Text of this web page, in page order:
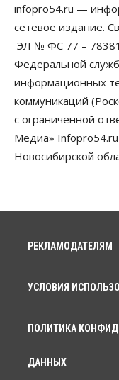
infopro54.ru —
сетевое издание.
ЭЛ № ФС 77 –
Федеральной
информационных
коммуникаций
с ограниченной
Медиа»
Новосибирской
РЕКЛАМОДАТЕЛЯМ
УСЛОВИЯ
ПОЛИТИКА
ДАННЫХ